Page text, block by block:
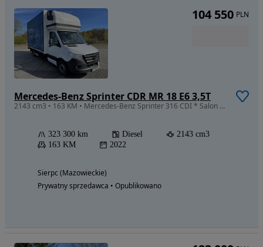
Mercedes-Benz Sprinter CDR MR 18 E6 3,5T
2143 cm3 • 163 KM • Mercedes-Benz Sprinter 316 CDI * Salon POLSKA * Bezwypadkowy *
323 300 km Diesel
2143 cm3
163 KM
2022
Sierpc (Mazowieckie)
Prywatny sprzedawca • Opublikowano
104 550 PLN